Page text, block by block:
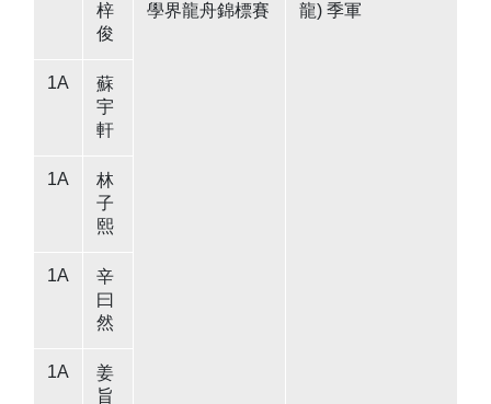
梓
俊
學界龍舟錦標賽
龍) 季軍
1A
蘇
宇
軒
1A
林
子
熙
1A
辛
曰
然
1A
姜
旨